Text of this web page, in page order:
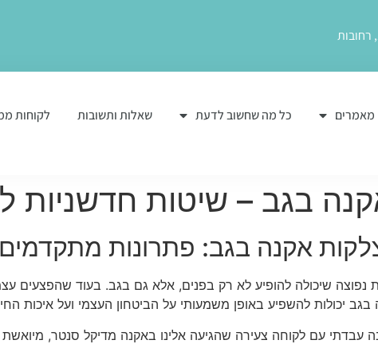
מאמרים כל מה שחשוב לדעת שאלות ותשובות לקוחות
בגב – שיטות חדשניות
אקנה בגב: פתרונות
נפוצה שיכולה להופיע לא רק בפנים, אלא גם בגב. בעוד שהפצעים
יכולות להשפיע באופן משמעותי על הביטחון העצמי ועל איכות
עבדתי עם לקוחה צעירה שהגיעה אלינו באקנה מדיקל סנטר,